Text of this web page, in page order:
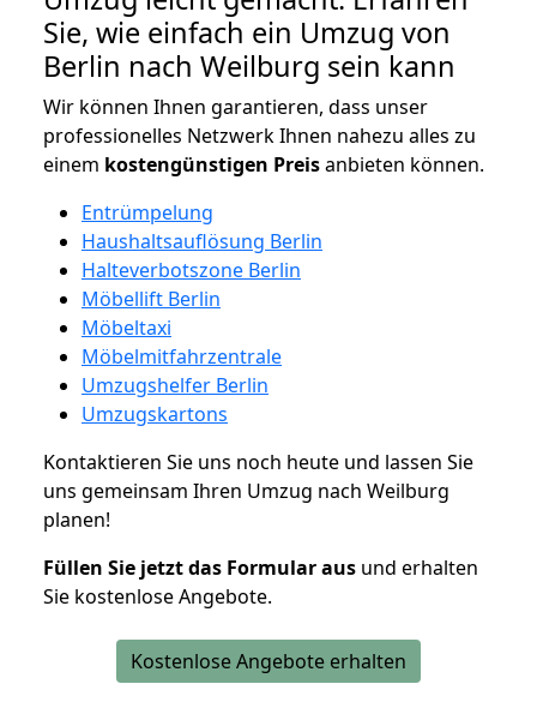
Sie, wie einfach ein Umzug von
Berlin nach Weilburg sein kann
Wir können Ihnen garantieren, dass unser
professionelles Netzwerk Ihnen nahezu alles zu
einem kostengünstigen Preisanbieten können.
Entrümpelung
Haushaltsauflösung Berlin
Halteverbotszone Berlin
Möbellift Berlin
Möbeltaxi
Möbelmitfahrzentrale
Umzugshelfer Berlin
Umzugskartons
Kontaktieren Sie uns noch heute und lassen Sie
uns gemeinsam Ihren Umzug nach Weilburg
planen!
Füllen Sie jetzt das Formular aus und erhalten
Sie kostenlose Angebote.
Kostenlose Angebote erhalten